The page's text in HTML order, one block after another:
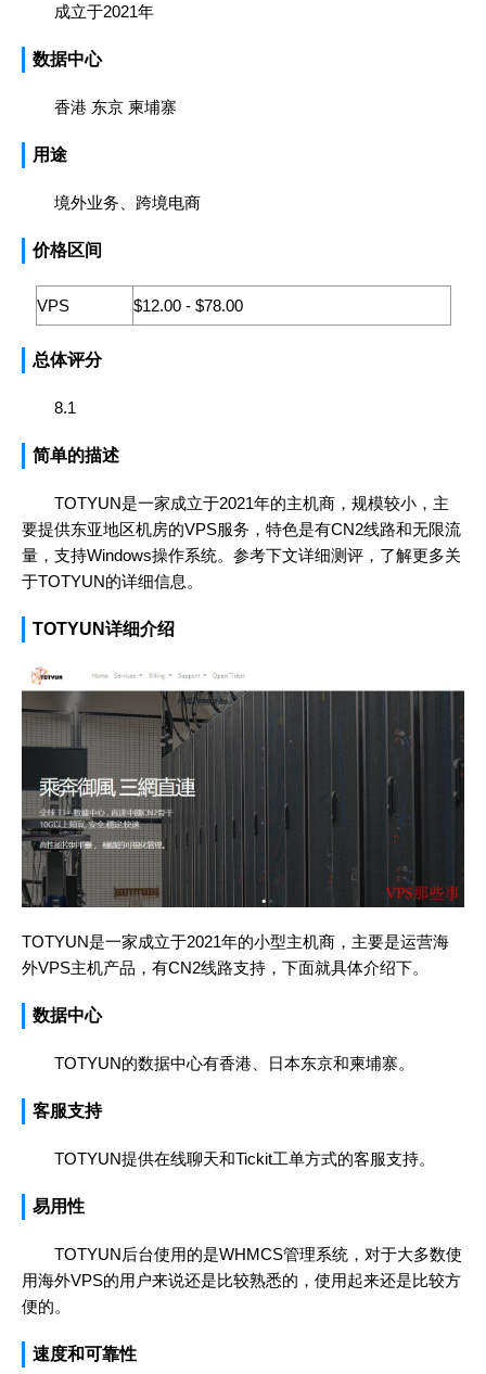
成立于2021年
数据中心
香港 东京 柬埔寨
用途
境外业务、跨境电商
价格区间
VPS $12.00 - $78.00
总体评分
8.1
简单的描述
TOTYUN是一家成立于2021年的主机商，规模较小，主
要提供东亚地区机房的VPS服务，特色是有CN2线路和无限流
量，支持Windows操作系统。参考下文详细测评，了解更多关
于TOTYUN的详细信息。
TOTYUN详细介绍
TOTYUN是一家成立于2021年的小型主机商，主要是运营海
外VPS主机产品，有CN2线路支持，下面就具体介绍下。
数据中心
TOTYUN的数据中心有香港、日本东京和柬埔寨。
客服支持
TOTYUN提供在线聊天和Tickit工单方式的客服支持。
易用性
TOTYUN后台使用的是WHMCS管理系统，对于大多数使
用海外VPS的用户来说还是比较熟悉的，使用起来还是比较方
便的。
速度和可靠性